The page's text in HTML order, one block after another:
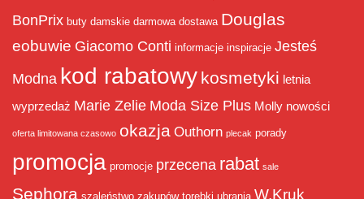
BonPrix buty damskie darmowa dostawa Douglas
eobuwie Giacomo Conti informacje inspiracje Jesteś
Modna kod rabatowy kosmetyki letnia
wyprzedaż Marie Zelie Moda Size Plus Molly nowości
oferta limitowana czasowo okazja Outhorn plecak porady
promocja promocje przecena rabat sale
Sephora szaleństwo zakupów torebki ubrania W.Kruk